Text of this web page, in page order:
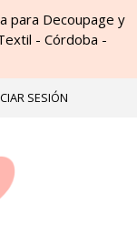
para Decoupage y
- Córdoba -
SESIÓN